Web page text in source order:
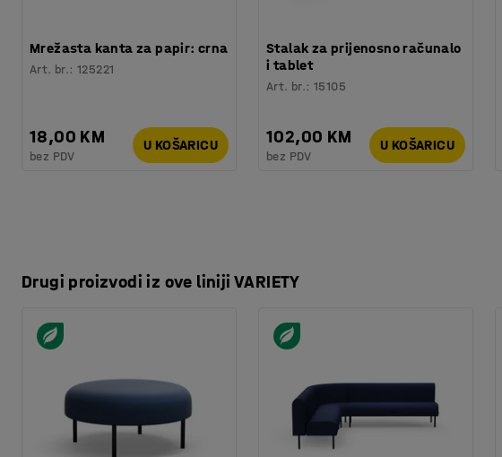
Mrežasta kanta za papir: crna
Art. br.:125221
18,00 KM
bez PDV
U KOŠARICU
Stalak za prijenosno računalo
i tablet
Art. br.:15105
102,00 KM
bez PDV
U KOŠARICU
Drugi proizvodi iz ove liniji VARIETY